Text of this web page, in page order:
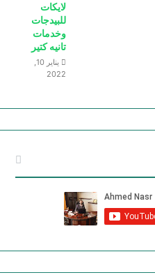
لايكات
للبيدجات
وخدمات
تانيه كتير
يناير 10,
2022